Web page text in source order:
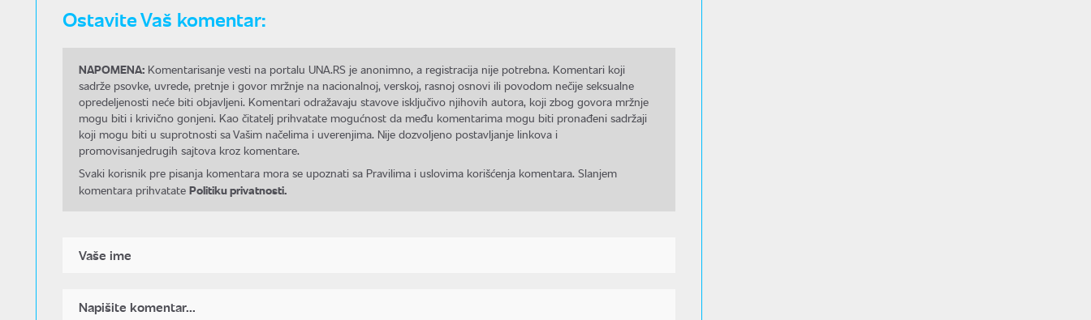
Ostavite Vaš komentar:
NAPOMENA: Komentarisanje vesti na portalu UNA.RS je anonimno, a registracija nije potrebna. Komentari koji
sadrže psovke, uvrede, pretnje i govor mržnje na nacionalnoj, verskoj, rasnoj osnovi ili povodom nečije seksualne
opredeljenosti neće biti objavljeni. Komentari odražavaju stavove isključivo njihovih autora, koji zbog govora mržnje
mogu biti i krivično gonjeni. Kao čitatelj prihvatate mogućnost da među komentarima mogu biti pronađeni sadržaji
koji mogu biti u suprotnosti sa Vašim načelima i uverenjima. Nije dozvoljeno postavljanje linkova i
promovisanjedrugih sajtova kroz komentare.
Svaki korisnik pre pisanja komentara mora se upoznati sa Pravilima i uslovima korišćenja komentara. Slanjem
komentara prihvatate Politiku privatnosti.